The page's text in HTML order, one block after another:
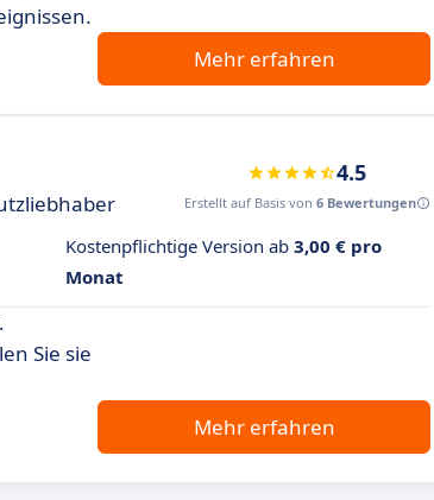
Mehr erfahren
4.5
Erstellt auf Basis von 6 Bewertungen
Kostenpflichtige Version ab 3,00 € pro
Monat
Sie sie
Mehr erfahren